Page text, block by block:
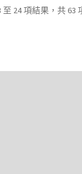
至 24 項結果，共 63